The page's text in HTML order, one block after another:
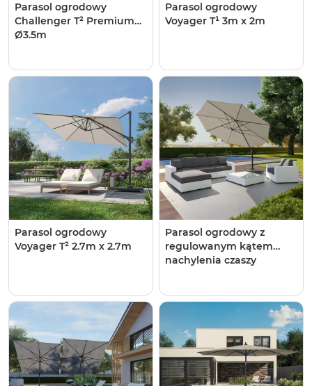
Parasol ogrodowy ​​​​​​
Challenger T² Premium
Ø3.5m
Parasol ogrodowy
Voyager T¹ 3m x 2m
Parasol ogrodowy
Voyager T² 2.7m x 2.7m
Parasol ogrodowy z
regulowanym kątem
nachylenia czaszy​​​​​​